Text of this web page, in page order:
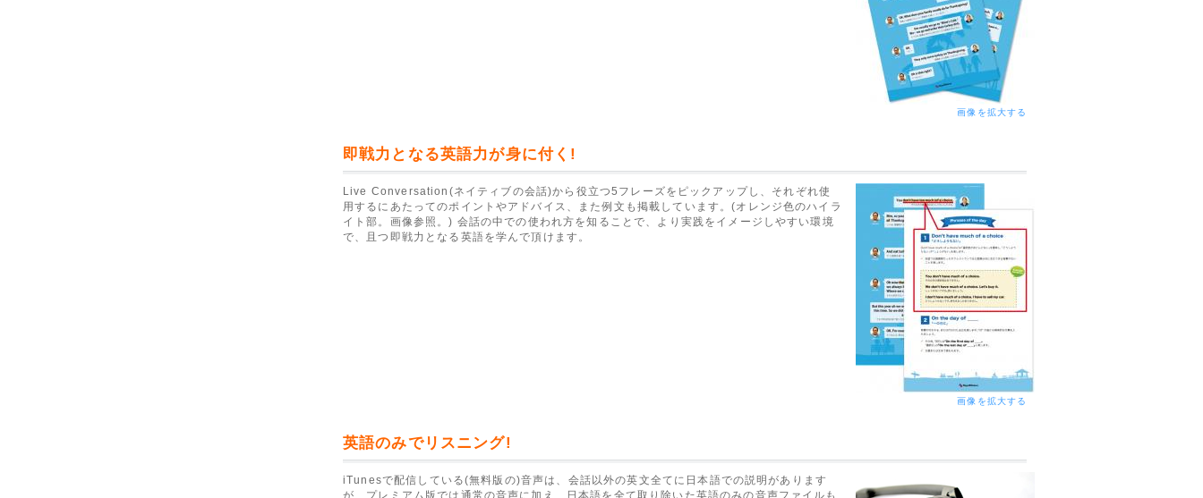
画像を拡大する
即戦力となる英語力が身に付く!
Live Conversation(ネイティブの会話)から役立つ5フレーズをピックアップし、それぞれ使
用するにあたってのポイントやアドバイス、また例文も掲載しています。(オレンジ色のハイラ
イト部。画像参照。) 会話の中での使われ方を知ることで、より実践をイメージしやすい環境
で、且つ即戦力となる英語を学んで頂けます。
画像を拡大する
英語のみでリスニング!
iTunesで配信している(無料版の)音声は、会話以外の英文全てに日本語での説明があります
が、プレミアム版では通常の音声に加え、日本語を全て取り除いた英語のみの音声ファイルも